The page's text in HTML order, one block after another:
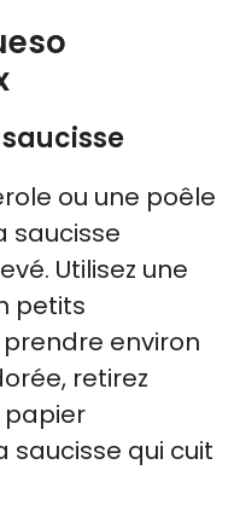
ou une poêle
saucisse
Utilisez une
petits
environ
retirez
papier
saucisse qui cuit